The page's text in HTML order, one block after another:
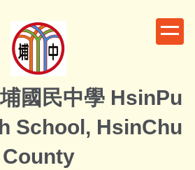
國民中學 HsinPu
School, HsinChu
County